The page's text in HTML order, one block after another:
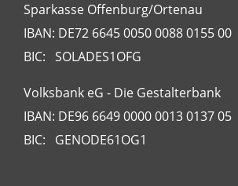
Sparkasse Offenburg/Ortenau
IBAN: DE72 6645 0050 0088 0155 00
BIC: SOLADES1OFG
Volksbank eG - Die Gestalterbank
IBAN: DE96 6649 0000 0013 0137 05
BIC: GENODE61OG1